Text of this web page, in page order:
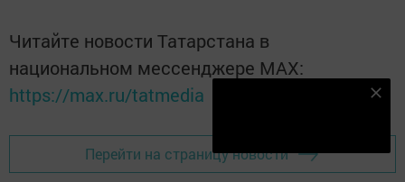
Читайте новости Татарстана в
национальном мессенджере MАХ:
https://max.ru/tatmedia
Перейти на страницу новости